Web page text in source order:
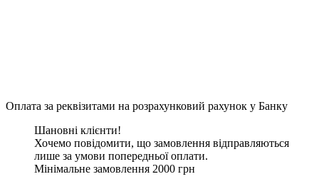
Оплата за реквізитами на розрахунковий рахунок у Банку
Шановні клієнти!
Хочемо повідомити, що замовлення відправляються
лише за умови попередньої оплати.
Мінімальне замовлення 2000 грн